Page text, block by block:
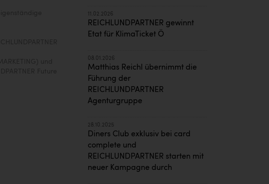
11.02.2026
REICHLUNDPARTNER gewinnt
Etat für KlimaTicket Ö
08.01.2026
Matthias Reichl übernimmt die
Führung der
REICHLUNDPARTNER
Agenturgruppe
28.10.2025
Diners Club exklusiv bei card
complete und
REICHLUNDPARTNER starten mit
neuer Kampagne durch